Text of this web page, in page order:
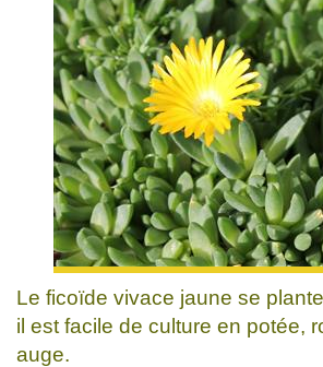
Le ficoïde vivace jaune se
il est facile de culture en potée,
auge.